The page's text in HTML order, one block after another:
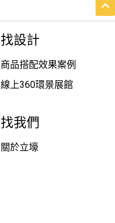
找設計
商品搭配效果案例
線上360環景展館
找我們
關於立壕